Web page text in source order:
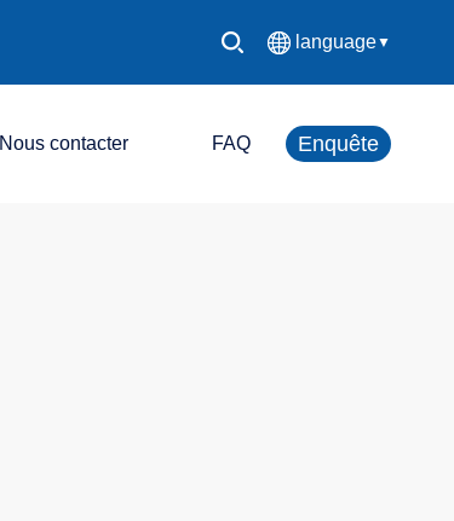
language▼
中文简体
English
Nous contacter FAQ Enquête